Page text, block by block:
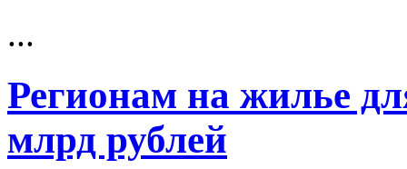
...
Регионам на жилье
млрд рублей